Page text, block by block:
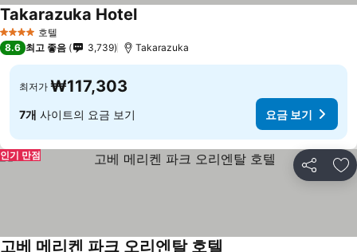
4 성급 호텔
Takarazuka Hotel
8.6 최고 좋음 3,739 Takarazuka
최저가 ₩117,303
7개 사이트의 요금 보기 요금 보기
공유 즐
인기 만점
고베 메리켄 파크 오리엔탈 호텔